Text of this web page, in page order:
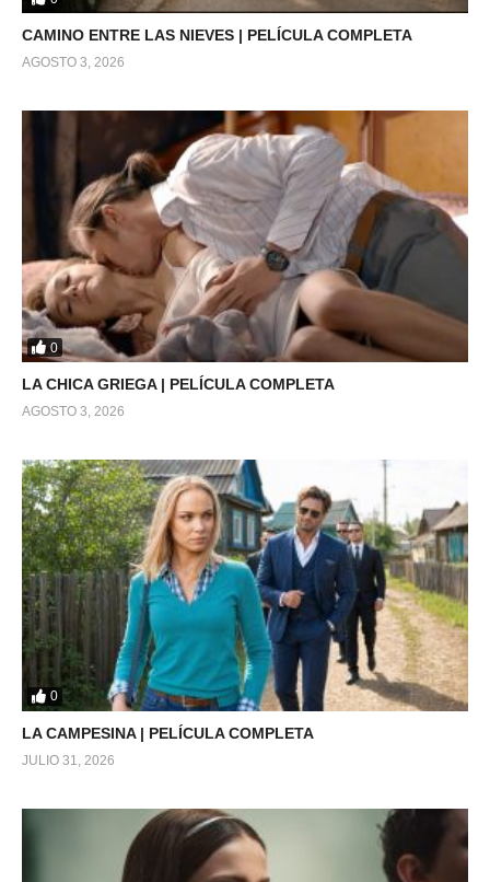
CAMINO ENTRE LAS NIEVES | PELÍCULA COMPLETA
AGOSTO 3, 2026
0
LA CHICA GRIEGA | PELÍCULA COMPLETA
AGOSTO 3, 2026
0
LA CAMPESINA | PELÍCULA COMPLETA
JULIO 31, 2026